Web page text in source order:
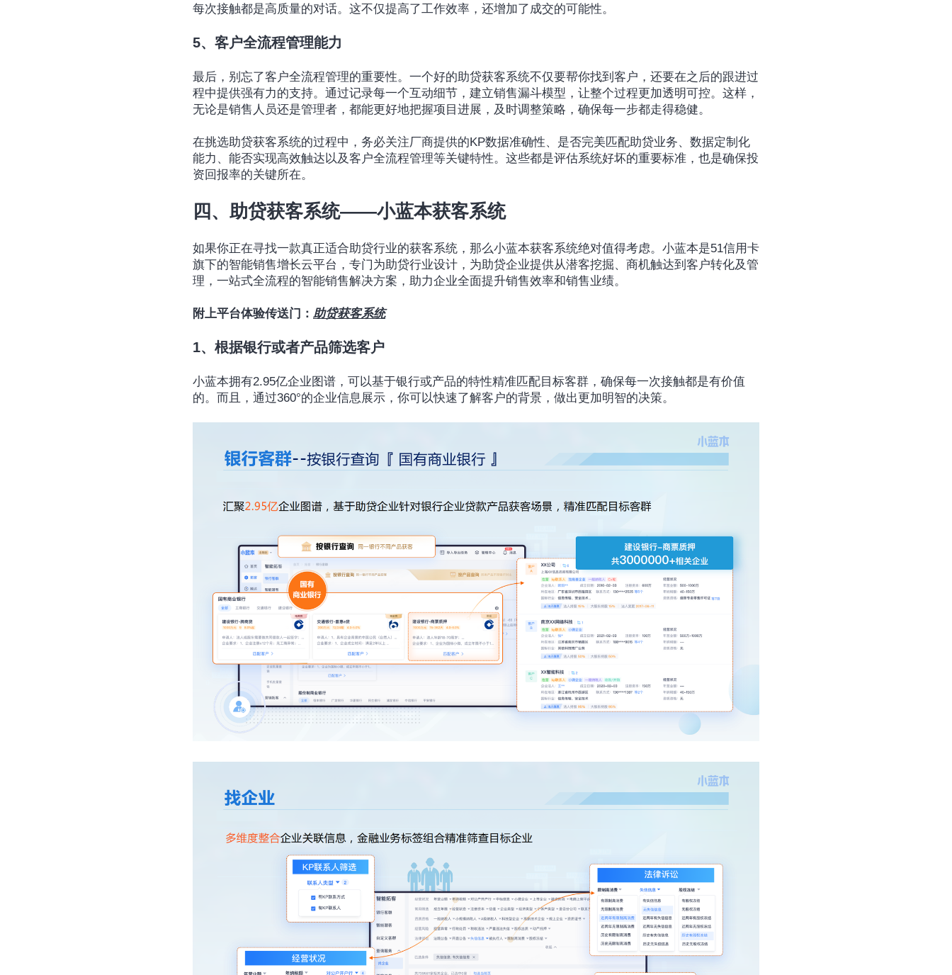
每次接触都是高质量的对话。这不仅提高了工作效率，还增加了成交的可能性。
5、客户全流程管理能力
最后，别忘了客户全流程管理的重要性。一个好的助贷获客系统不仅要帮你找到客户，还要在之后的跟进过
程中提供强有力的支持。通过记录每一个互动细节，建立销售漏斗模型，让整个过程更加透明可控。这样，
无论是销售人员还是管理者，都能更好地把握项目进展，及时调整策略，确保每一步都走得稳健。
在挑选助贷获客系统的过程中，务必关注厂商提供的KP数据准确性、是否完美匹配助贷业务、数据定制化
能力、能否实现高效触达以及客户全流程管理等关键特性。这些都是评估系统好坏的重要标准，也是确保投
资回报率的关键所在。
四、助贷获客系统——小蓝本获客系统
如果你正在寻找一款真正适合助贷行业的获客系统，那么小蓝本获客系统绝对值得考虑。小蓝本是51信用卡
旗下的智能销售增长云平台，专门为助贷行业设计，为助贷企业提供从潜客挖掘、商机触达到客户转化及管
理，一站式全流程的智能销售解决方案，助力企业全面提升销售效率和销售业绩。
附上平台体验传送门： 助贷获客系统
1、根据银行或者产品筛选客户
小蓝本拥有2.95亿企业图谱，可以基于银行或产品的特性精准匹配目标客群，确保每一次接触都是有价值
的。而且，通过360°的企业信息展示，你可以快速了解客户的背景，做出更加明智的决策。